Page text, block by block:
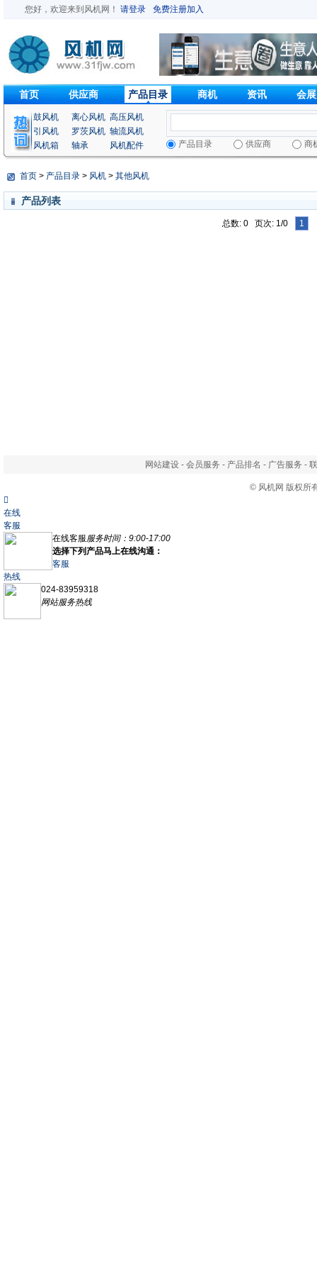
您好，欢迎来到 风机网 ！ 请登录 免费注册加入
首页 供应商 产品目录 商机 资讯 会展
鼓风机 离心风机 高压风机
引风机
罗茨风机 轴流风机
风机箱
轴承 风机配件 产品目录 供应商 商
首页 > 产品目录 > 风机 > 其他风机
产品列表
总数: 0 页次: 1/0 1
网站建设 - 会员服务 - 产品排名 - 广告服务 -
© 风机网 版权

在线
客服
在线客服服务时间：9:00-17:00
选择下列产品马上在线沟通：
客服
热线
024-83959318
网站服务热线